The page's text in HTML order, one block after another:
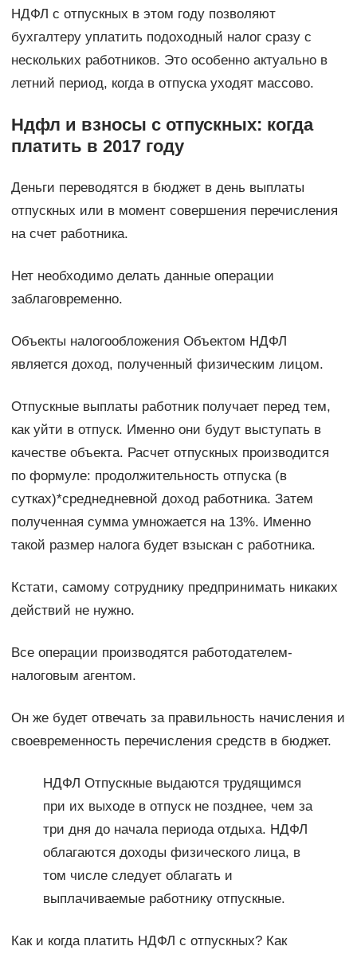
НДФЛ с отпускных в этом году позволяют
бухгалтеру уплатить подоходный налог сразу с
нескольких работников. Это особенно актуально в
летний период, когда в отпуска уходят массово.
Ндфл и взносы с отпускных: когда
платить в 2017 году
Деньги переводятся в бюджет в день выплаты
отпускных или в момент совершения перечисления
на счет работника.
Нет необходимо делать данные операции
заблаговременно.
Объекты налогообложения Объектом НДФЛ
является доход, полученный физическим лицом.
Отпускные выплаты работник получает перед тем,
как уйти в отпуск. Именно они будут выступать в
качестве объекта. Расчет отпускных производится
по формуле: продолжительность отпуска (в
сутках)*среднедневной доход работника. Затем
полученная сумма умножается на 13%. Именно
такой размер налога будет взыскан с работника.
Кстати, самому сотруднику предпринимать никаких
действий не нужно.
Все операции производятся работодателем-
налоговым агентом.
Он же будет отвечать за правильность начисления и
своевременность перечисления средств в бюджет.
НДФЛ Отпускные выдаются трудящимся
при их выходе в отпуск не позднее, чем за
три дня до начала периода отдыха. НДФЛ
облагаются доходы физического лица, в
том числе следует облагать и
выплачиваемые работнику отпускные.
Как и когда платить НДФЛ с отпускных? Как